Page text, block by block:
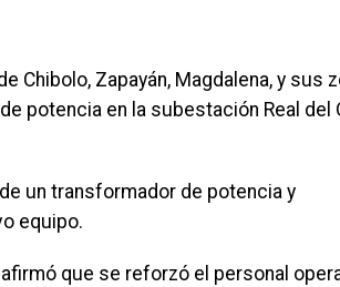
Chibolo, Zapayán, Magdalena, y sus
potencia en la subestación Real del
un transformador de potencia y
equipo.
afirmó que se reforzó el personal